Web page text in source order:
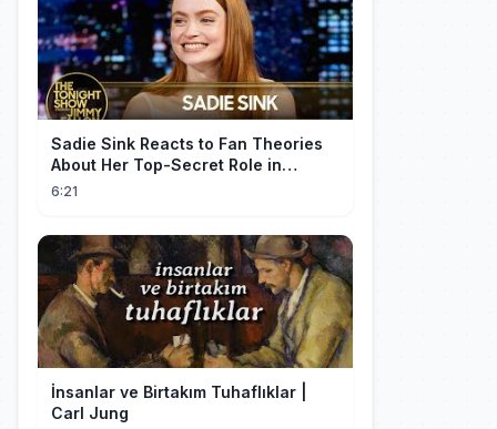
Sadie Sink Reacts to Fan Theories
About Her Top-Secret Role in
Spider-Man: Brand New Day
6:21
İnsanlar ve Birtakım Tuhaflıklar |
Carl Jung